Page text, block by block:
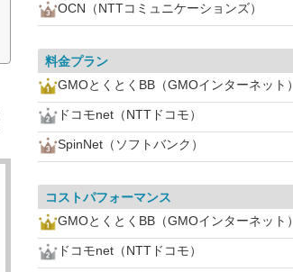
OCN（NTTコミュニケーションズ）
料金プラン
GMOとくとくBB（GMOインターネット）
ドコモnet（NTTドコモ）
SpinNet（ソフトバンク）
コストパフォーマンス
GMOとくとくBB（GMOインターネット）
ドコモnet（NTTドコモ）